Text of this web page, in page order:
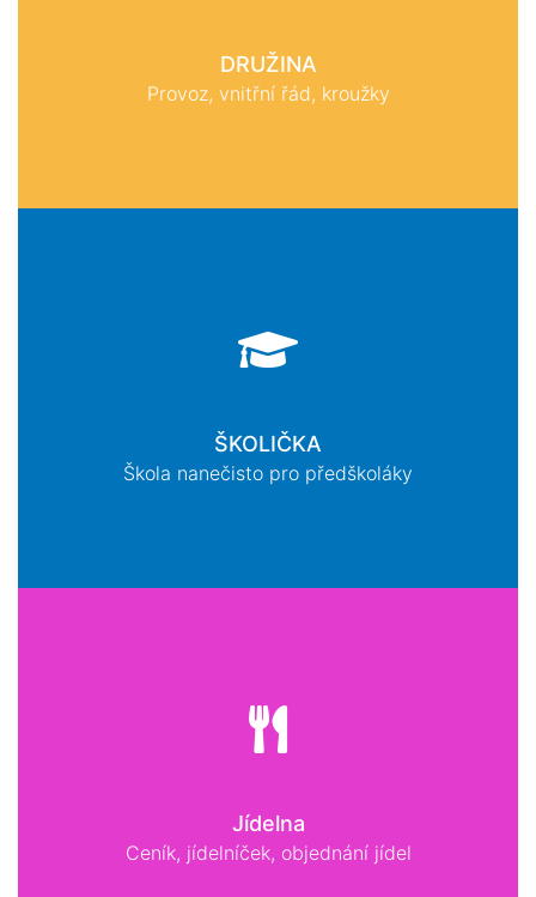
DRUŽINA
Provoz, vnitřní řád, kroužky
ŠKOLIČKA
Škola nanečisto pro předškoláky
Jídelna
Ceník, jídelníček, objednání jídel